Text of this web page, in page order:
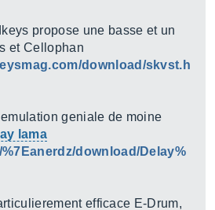
propose une basse et un
et Cellophan
download/skvst.h
geniale de moine
lama
download/Delay%
efficace E-Drum,